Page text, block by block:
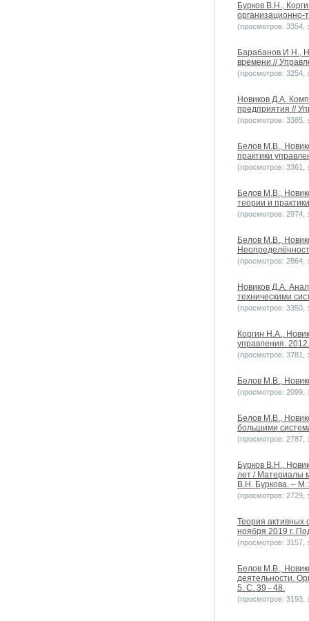
Бурков В.Н.,
(просмотров: 3354,
Барабанов И.Н.,
времени //
(просмотров: 3254,
Новиков Д.А.
предприятия //
(просмотров: 3385,
Белов М.В.,
практики
(просмотров: 3361,
Белов М.В.,
теории и
(просмотров: 2974,
Белов М.В.,
(просмотров: 2864,
Новиков Д.А.
техническими
(просмотров: 3350,
Коргин Н.А.,
управления.
(просмотров: 3781,
Белов М.В.,
(просмотров: 2099,
Белов М.В.,
большими
(просмотров: 2787,
Бурков В.Н.,
лет / Материалы
В.Н. Буркова. –
(просмотров: 2729,
Теория активных
ноября 2019 г.
(просмотров: 3157,
Белов М.В.,
деятельности.
5. С. 39 - 48.
(просмотров: 3193,